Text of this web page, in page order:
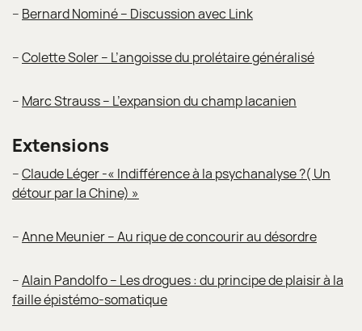
– Bernard Nominé – Discussion avec Link
–Colette Soler – L’angoisse du prolétaire généralisé
– Marc Strauss – L’expansion du champ lacanien
Extensions
–Claude Léger -« Indifférence à la psychanalyse ?( Un
détour par la Chine) »
–Anne Meunier – Au rique de concourir au désordre
–Alain Pandolfo – Les drogues : du principe de plaisir à la
faille épistémo-somatique